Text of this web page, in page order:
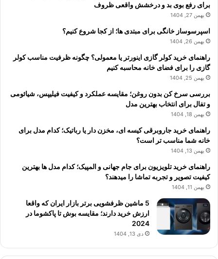
برای رفع بوی بد و درخشش واقعی ظروف
بهمن 27, 1404
اسپرسوساز خانگی برای مبتدی ها؛ از کجا شروع کنیم؟
بهمن 26, 1404
راهنمای خرید کولر گازی اینورتر یا معمولی؟ چگونه ظرفیت مناسب کولر
گازی را برای فضای خانه محاسبه کنیم
بهمن 25, 1404
بررسی سرخ کن بدون روغن؛ مقایسه عملکرد و کیفیت فیلیپس، شیائومی
و تفال برای انتخاب بهترین مدل
بهمن 18, 1404
راهنمای خرید جاروبرقی کیسه ای، مخزن دار یا رباتیک؛ کدام مدل برای
خانه شما مناسب تر است؟
بهمن 13, 1404
راهنمای خرید تلویزیون برای جام جهانی و المپیک؛ کدام مدل ها بهترین
کیفیت تصویر و تجربه تماشا را میدهند؟
بهمن 11, 1404
5 ماشین ظرفشویی برتر بازار ایران که واقعا
ارزش خرید دارند؛ مقایسه بوش تا پاکشوما در
2024
دی 13, 1404